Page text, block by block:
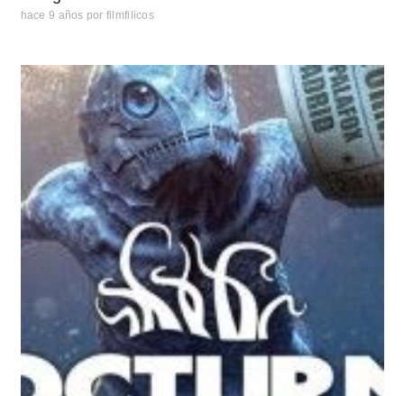
hace 9 años por filmfilicos